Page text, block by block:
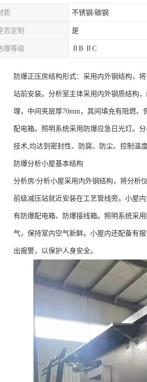
质 不锈钢/碳钢
否定制 是
爆等级 ⅡB ⅡC
防爆正压房结构形式：采用内外钢结构，
站前安装。分析室主体采用内外钢质结构
理，中间夹层厚70mm，其间填充有阻燃
配电箱。照明系统采用防爆应急日光灯。
技术,均达到密封性、防腐、防尘、控制温度
防爆分析小屋基本结构
分析房/分析小屋采用内外钢结构，将分析
前级减压站就近安装在工艺管线旁。小屋
有防爆配电箱、防爆接线箱。照明系统采
气，保持室内空气新鲜。小屋内还配备有
出报警，以保护人身安全。